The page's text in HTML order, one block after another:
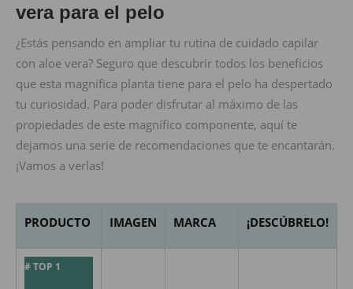
vera para el pelo
¿Estás pensando en ampliar tu rutina de cuidado capilar
con aloe vera? Seguro que descubrir todos los beneficios
que esta magnífica planta tiene para el pelo ha despertado
tu curiosidad. Para poder disfrutar al máximo de las
propiedades de este magnífico componente, aquí te
dejamos una serie de recomendaciones que te encantarán.
¡Vamos a verlas!
PRODUCTO IMAGEN MARCA ¡DESCÚBRELO!
# TOP 1